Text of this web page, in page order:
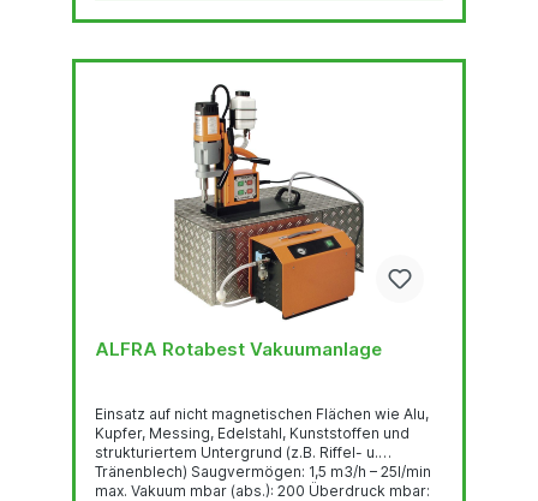
ALFRA Rotabest Vakuumanlage
Einsatz auf nicht magnetischen Flächen wie Alu,
Kupfer, Messing, Edelstahl, Kunststoffen und
strukturiertem Untergrund (z.B. Riffel- u.
Tränenblech) Saugvermögen: 1,5 m3/h – 25l/min
max. Vakuum mbar (abs.): 200 Überdruck mbar: